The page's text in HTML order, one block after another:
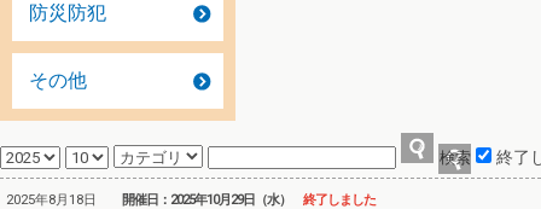
防災防犯
その他
終了
2025年8月18日 開催日：2025年10月29日（水） 終了しました